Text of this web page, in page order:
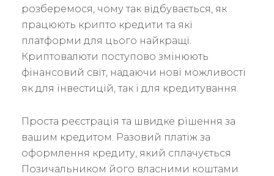
розберемося, чому так відбувається, як
працюють крипто кредити та які
платформи для цього найкращі.
Криптовалюти поступово змінюють
фінансовий світ, надаючи нові можливості
як для інвестицій, так і для кредитування.
Проста реєстрація та швидке рішення за
вашим кредитом. Разовий платіж за
оформлення кредиту, який сплачується
Позичальником його власними коштами